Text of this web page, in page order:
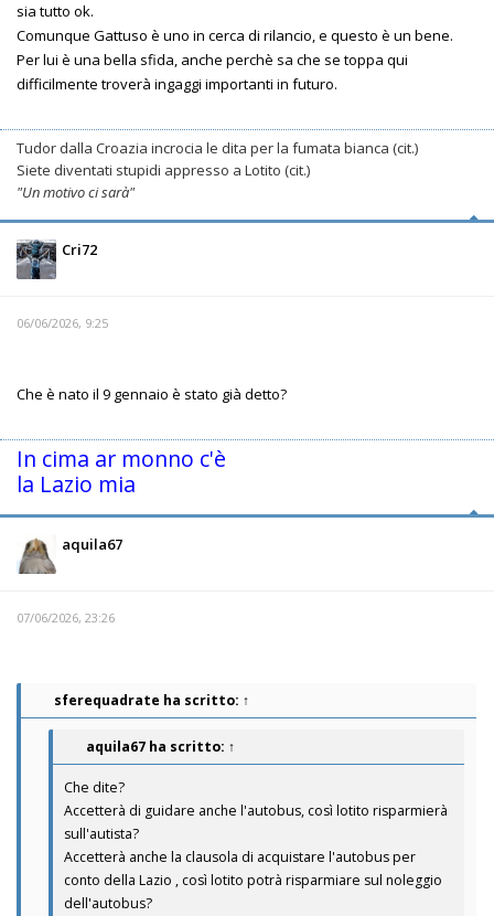
sia tutto ok.
Comunque Gattuso è uno in cerca di rilancio, e questo è un bene.
Per lui è una bella sfida, anche perchè sa che se toppa qui
difficilmente troverà ingaggi importanti in futuro.
Tudor dalla Croazia incrocia le dita per la fumata bianca (cit.)
Siete diventati stupidi appresso a Lotito (cit.)
"Un motivo ci sarà"
Cri72
06/06/2026, 9:25
Che è nato il 9 gennaio è stato già detto?
In cima ar monno c'è
la Lazio mia
aquila67
07/06/2026, 23:26
sferequadrate ha scritto: ↑
aquila67 ha scritto: ↑
Che dite?
Accetterà di guidare anche l'autobus, così lotito risparmierà
sull'autista?
Accetterà anche la clausola di acquistare l'autobus per
conto della Lazio , così lotito potrà risparmiare sul noleggio
dell'autobus?